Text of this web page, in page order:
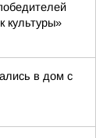
культуры»
в дом с